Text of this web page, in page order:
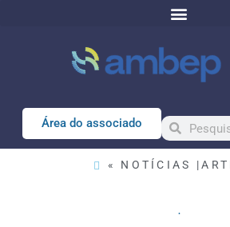
Área do associado
« NOTÍCIAS |
.